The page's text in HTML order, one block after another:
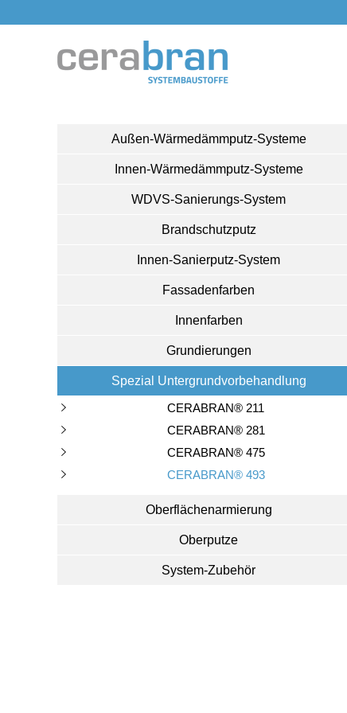
Außen-Wärmedämmputz-Systeme
Innen-Wärmedämmputz-Systeme
WDVS-Sanierungs-System
Brandschutzputz
Innen-Sanierputz-System
Fassadenfarben
Innenfarben
Grundierungen
Spezial Untergrundvorbehandlung
CERABRAN® 211
CERABRAN® 281
CERABRAN® 475
CERABRAN® 493
Oberflächenarmierung
Oberputze
System-Zubehör